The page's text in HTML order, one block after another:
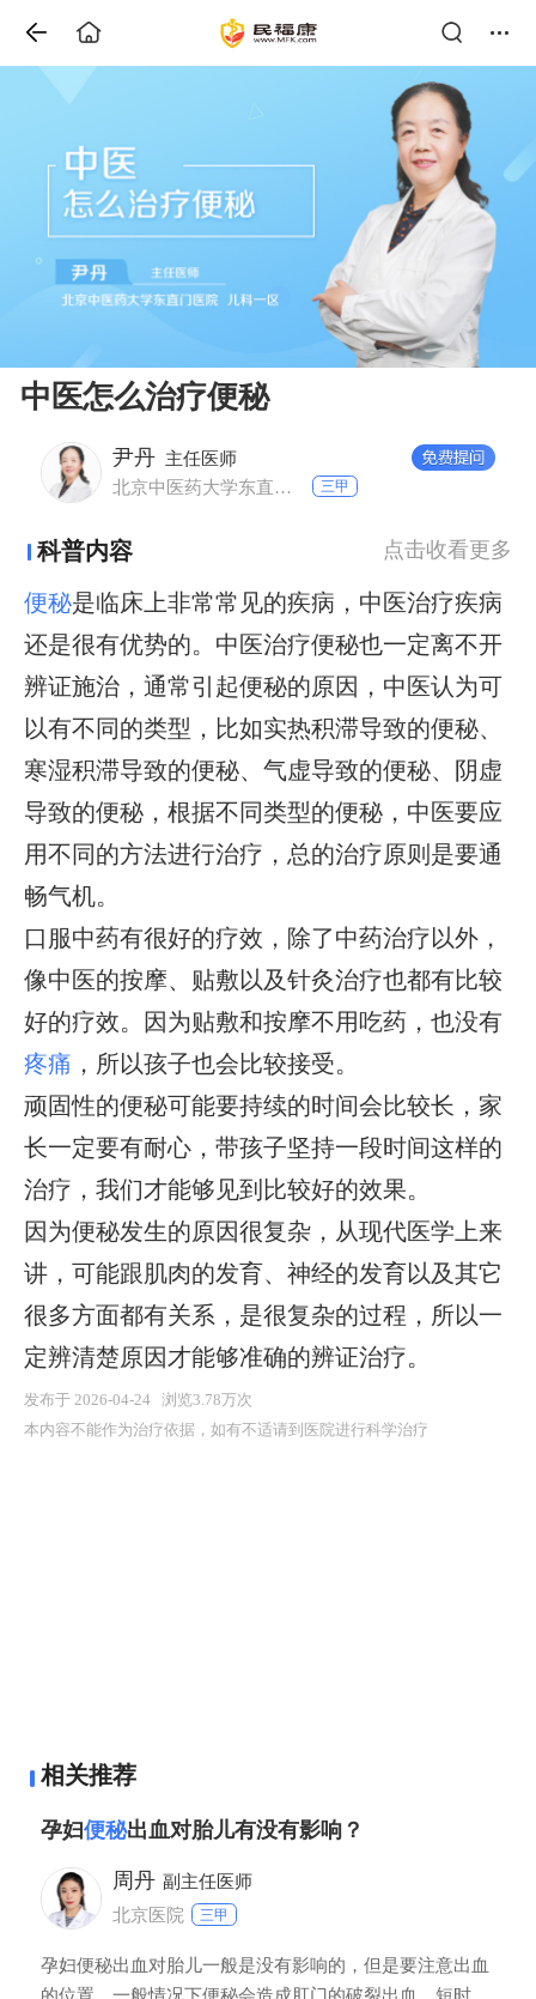
中医怎么治疗便秘
尹丹主任医师
北京中医药大学东直门医院 儿科一区
三甲
科普内容 点击收看更多
便秘是临床上非常常见的疾病，中医治疗疾病
还是很有优势的。中医治疗便秘也一定离不开
辨证施治，通常引起便秘的原因，中医认为可
以有不同的类型，比如实热积滞导致的便秘、
寒湿积滞导致的便秘、气虚导致的便秘、阴虚
导致的便秘，根据不同类型的便秘，中医要应
用不同的方法进行治疗，总的治疗原则是要通
畅气机。
口服中药有很好的疗效，除了中药治疗以外，
像中医的按摩、贴敷以及针灸治疗也都有比较
好的疗效。因为贴敷和按摩不用吃药，也没有
疼痛 ，所以孩子也会比较接受。
顽固性的便秘可能要持续的时间会比较长，家
长一定要有耐心，带孩子坚持一段时间这样的
治疗，我们才能够见到比较好的效果。
因为便秘发生的原因很复杂，从现代医学上来
讲，可能跟肌肉的发育、神经的发育以及其它
很多方面都有关系，是很复杂的过程，所以一
定辨清楚原因才能够准确的辨证治疗。
发布于 2026-04-24 浏览3.78万次
本内容不能作为治疗依据，如有不适请到医院进行科学治疗
相关推荐
孕妇便秘出血对胎儿有没有影响？
周丹 副主任医师
北京医院
三甲
孕妇便秘出血对胎儿一般是没有影响的，但是要注意出血
的位置。一般情况下便秘会造成肛门的破裂出血，短时间